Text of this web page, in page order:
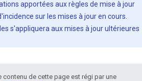
apportées aux règles de mise à jour
sur les mises à jour en cours.
s'appliquera aux mises à jour ultérieures
de cette page est régi par une